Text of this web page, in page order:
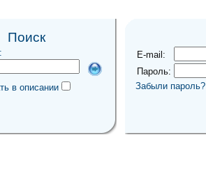
Поиск
в описании
E-mail:
Пароль:
Забыли пароль?